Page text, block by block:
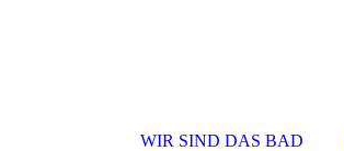
WIR SIND DAS BAD